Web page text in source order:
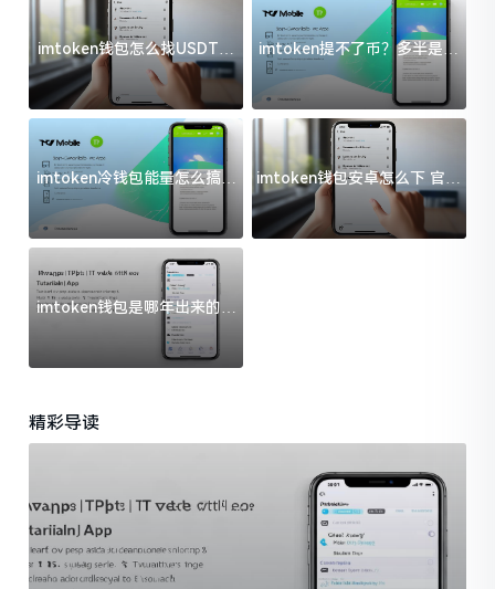
imtoken钱包怎么找USDT地
址？三步搞定不踩坑
imtoken提不了币？多半是这
几件事没处理好
imtoken冷钱包能量怎么搞？
过来人告诉你门道
imtoken钱包安卓怎么下 官方
渠道避坑指南
imtoken钱包是哪年出来的？
一文给你说清楚
精彩导读